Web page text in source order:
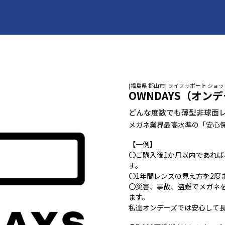
[福島県 郡山市] ライフサポート ショ
OWNDAYS（オン
どんな度数でも薄型非球面
メガネ業界最高水準の「安心
【一例】
〇ご購入後1か月以内であれ
す。
〇1年間レンズの見え方を2度
〇災害、事故、盗難でメガネ
ます。
私達オンデーズでは安心して